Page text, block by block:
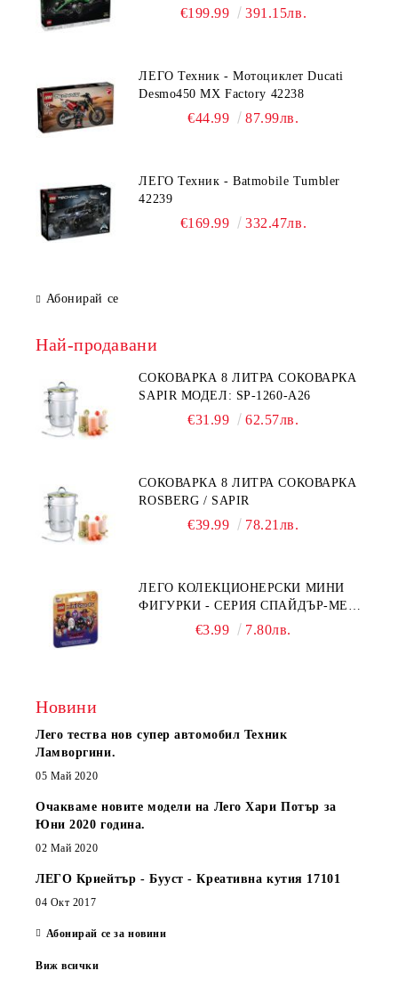
€199.99 391.15лв.
ЛЕГО Техник - Мотоциклет Ducati
Desmo450 MX Factory 42238
€44.99 87.99лв.
ЛЕГО Техник - Batmobile Tumbler
42239
€169.99 332.47лв.
Абонирай се
Най-продавани
СОКОВАРКА 8 ЛИТРА СОКОВАРКА
SAPIR МОДЕЛ: SP-1260-A26
€31.99 62.57лв.
СОКОВАРКА 8 ЛИТРА СОКОВАРКА
ROSBERG / SAPIR
€39.99 78.21лв.
ЛЕГО КОЛЕКЦИОНЕРСКИ МИНИ
ФИГУРКИ - СЕРИЯ СПАЙДЪР-МЕН:
ПРЕЗ СПАЙДИ-ВСЕЛЕНАТА 71050
€3.99 7.80лв.
Новини
Лего тества нов супер автомобил Техник
Ламворгини.
05 Май 2020
Очакваме новите модели на Лего Хари Потър за
Юни 2020 година.
02 Май 2020
ЛЕГО Криейтър - Бууст - Креативна кутия 17101
04 Окт 2017
Абонирай се за новини
Виж всички